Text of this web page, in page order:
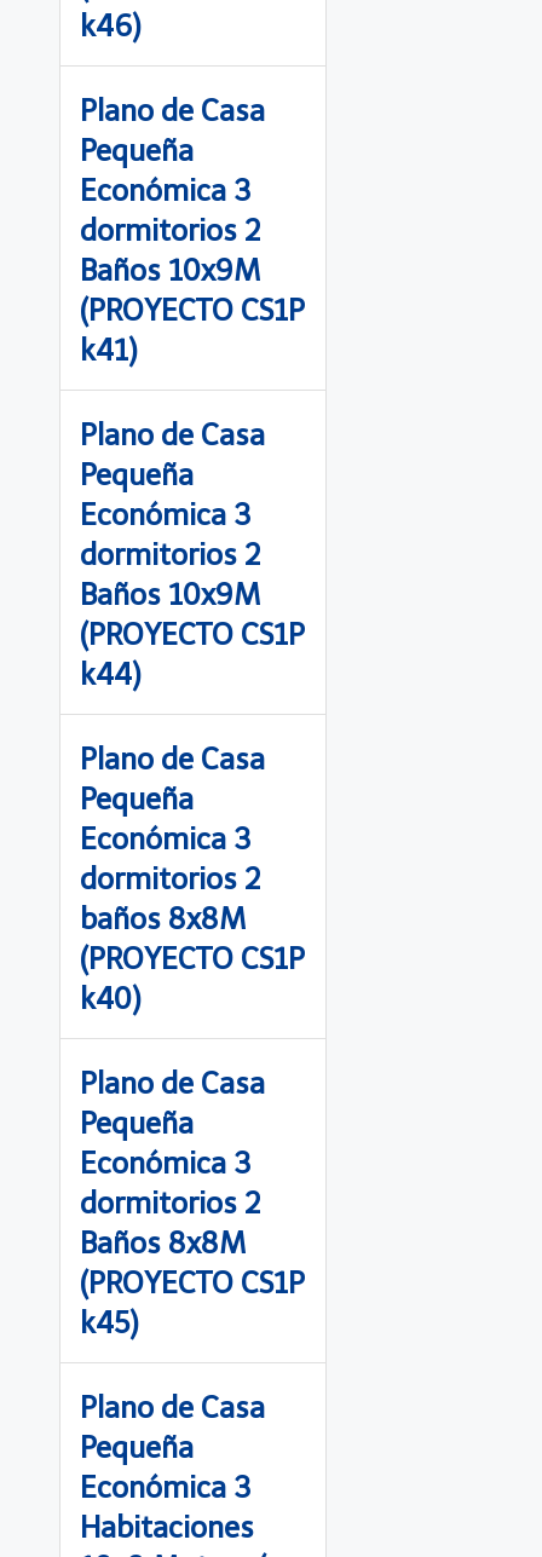
k46)
Plano de Casa
Pequeña
Económica 3
dormitorios 2
Baños 10x9M
(PROYECTO CS1P
k41)
Plano de Casa
Pequeña
Económica 3
dormitorios 2
Baños 10x9M
(PROYECTO CS1P
k44)
Plano de Casa
Pequeña
Económica 3
dormitorios 2
baños 8x8M
(PROYECTO CS1P
k40)
Plano de Casa
Pequeña
Económica 3
dormitorios 2
Baños 8x8M
(PROYECTO CS1P
k45)
Plano de Casa
Pequeña
Económica 3
Habitaciones